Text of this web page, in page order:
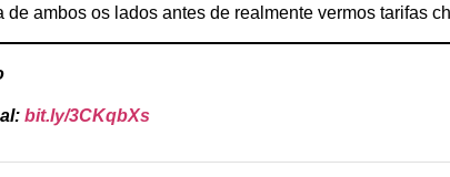
de ambos os lados antes de realmente vermos tarifas
bit.ly/3CKqbXs